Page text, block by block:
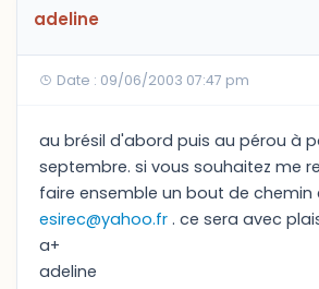
adeline
Date : 09/06/2003 07:47 pm
au brésil d'abord puis au pérou à
septembre. si vous souhaitez me
faire ensemble un bout de chemin
esirec@yahoo.fr . ce sera avec
a+
adeline